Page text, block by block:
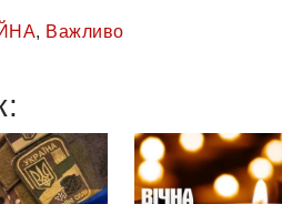
, Важливо